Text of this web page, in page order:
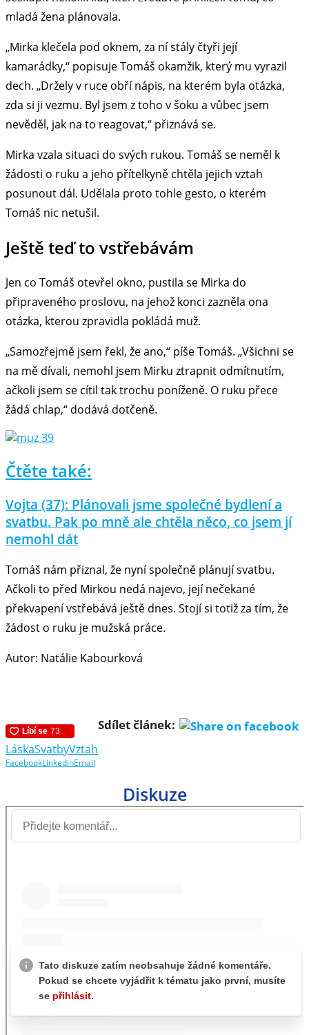
mladá žena plánovala.
„Mirka klečela pod oknem, za ní stály čtyři její
kamarádky,“ popisuje Tomáš okamžik, který mu vyrazil
dech. „Držely v ruce obří nápis, na kterém byla otázka,
zda si ji vezmu. Byl jsem z toho v šoku a vůbec jsem
nevěděl, jak na to reagovat,“ přiznává se.
Mirka vzala situaci do svých rukou. Tomáš se neměl k
žádosti o ruku a jeho přítelkyně chtěla jejich vztah
posunout dál. Udělala proto tohle gesto, o kterém
Tomáš nic netušil.
Ještě teď to vstřebávám
Jen co Tomáš otevřel okno, pustila se Mirka do
připraveného proslovu, na jehož konci zazněla ona
otázka, kterou zpravidla pokládá muž.
„Samozřejmě jsem řekl, že ano,“ píše Tomáš. „Všichni se
na mě dívali, nemohl jsem Mirku ztrapnit odmítnutím,
ačkoli jsem se cítil tak trochu poníženě. O ruku přece
žádá chlap,“ dodává dotčeně.
Čtěte také:
Vojta (37): Plánovali jsme společné bydlení a
svatbu. Pak po mně ale chtěla něco, co jsem jí
nemohl dát
Tomáš nám přiznal, že nyní společně plánují svatbu.
Ačkoli to před Mirkou nedá najevo, její nečekané
překvapení vstřebává ještě dnes. Stojí si totiž za tím, že
žádost o ruku je mužská práce.
Autor: Natálie Kabourková
Sdílet článek:
LáskaSvatbyVztah
FacebookLinkedinEmail
Diskuze